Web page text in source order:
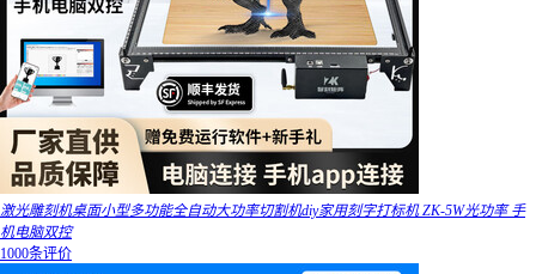
激光雕刻机桌面小型多功能全自动大功率切割机diy家用刻字打标机 ZK-5W光功率 手
机电脑双控
1000条评价